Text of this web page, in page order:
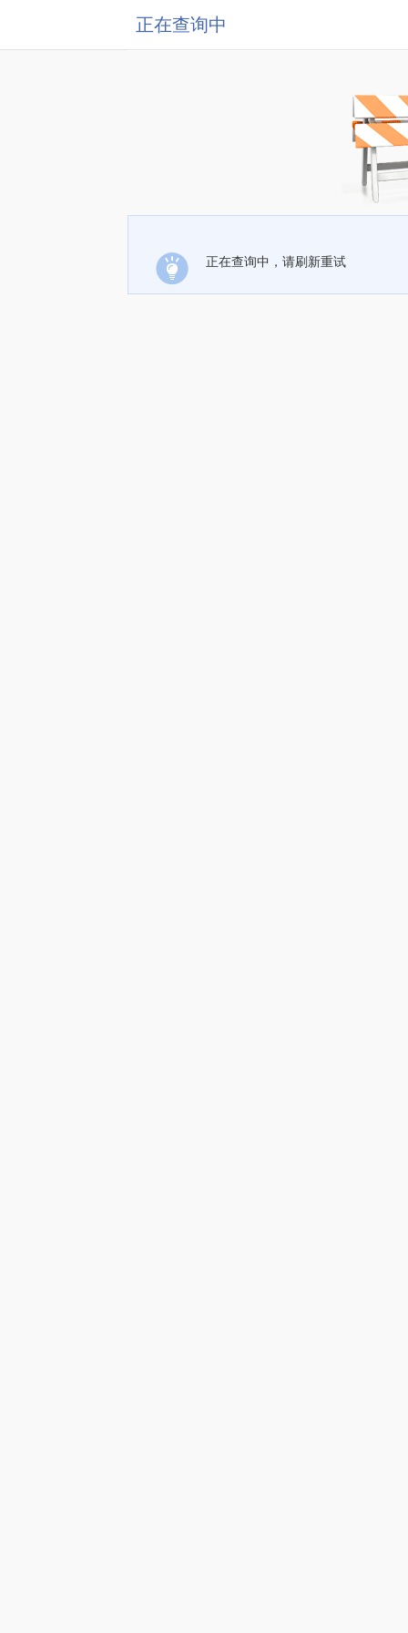
正在查询中
正在查询中，请刷新重试